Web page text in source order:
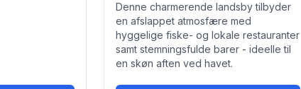
Denne charmerende landsby tilbyder
en afslappet atmosfære med
hyggelige fiske- og lokale restauranter
samt stemningsfulde barer - ideelle til
en skøn aften ved havet.